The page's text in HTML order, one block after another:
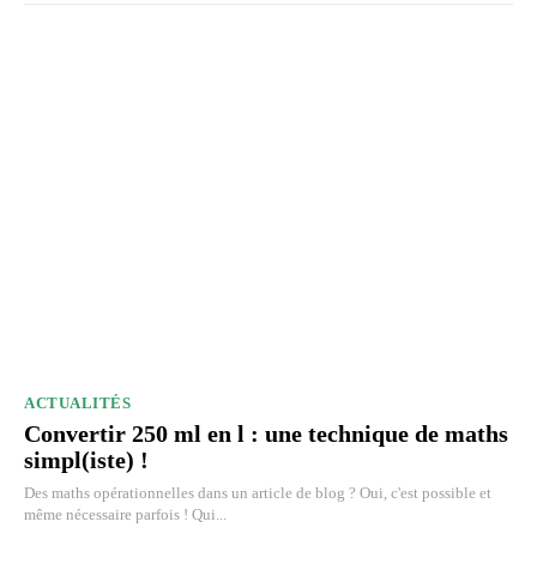
ACTUALITÉS
Convertir 250 ml en l : une technique de maths
simpl(iste) !
Des maths opérationnelles dans un article de blog ? Oui, c'est possible et
même nécessaire parfois ! Qui...